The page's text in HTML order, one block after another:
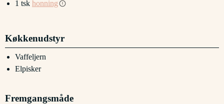
1 tsk honning
Køkkenudstyr
Vaffeljern
Elpisker
Fremgangsmåde